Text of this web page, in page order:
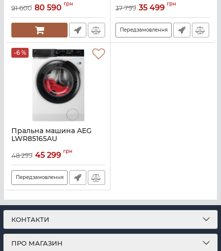
91 600 80 590 грн 37 799 35 499 грн
Передзамовлення
-6 %
Пральна машина AEG
LWR85165AU
48 299 45 299 грн
Передзамовлення
КОНТАКТИ
ПРО МАГАЗИН